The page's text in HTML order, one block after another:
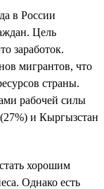
в России
Цель
заработок.
мигрантов, что
страны.
рабочей силы
и Кыргызстан
хорошим
Однако есть